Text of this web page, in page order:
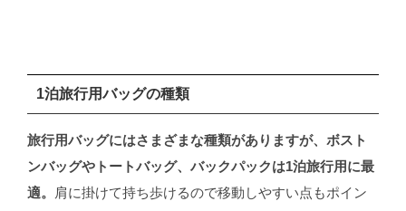
1泊旅行用バッグの種類
旅行用バッグにはさまざまな種類がありますが、ボスト
ンバッグやトートバッグ、バックパックは1泊旅行用に最
適。
肩に掛けて持ち歩けるので移動しやすい点もポイン